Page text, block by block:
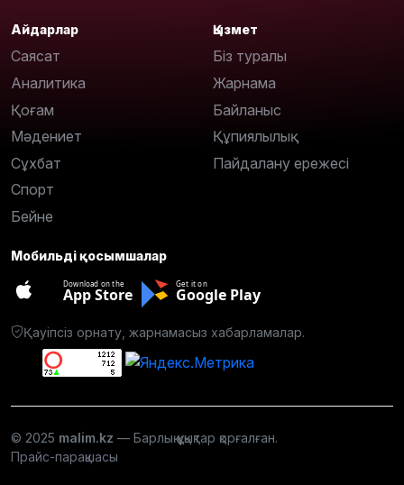
Айдарлар
Саясат
Аналитика
Қоғам
Мәдениет
Сұхбат
Спорт
Бейне
Қызмет
Біз туралы
Жарнама
Байланыс
Құпиялылық
Пайдалану ережесі
Мобильді қосымшалар
Download on the
App Store
Get it on
Google Play
Қауіпсіз орнату, жарнамасыз хабарламалар.
© 2025 malim.kz — Барлық құқықтар қорғалған.
Прайс-парақшасы